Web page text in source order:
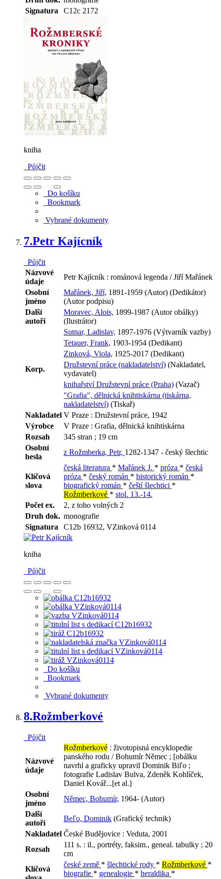
Signatura
C12c 2172
kniha
Půjčit
Do košíku
Bookmark
Vybrané dokumenty
7.Petr Kajícník
Půjčit
Názvové
údaje
Petr Kajícník : románová legenda / Jiří Mařánek
Osobní
jméno
Mařánek, Jiří, 1891-1959 (Autor) (Dedikátor)
(Autor podpisu)
Další
autoři
Moravec, Alois, 1899-1987 (Autor obálky)
(Ilustrátor)
Sutnar, Ladislav, 1897-1976 (Výtvarník vazby)
Tetauer, Frank, 1903-1954 (Dedikant)
Zinková, Viola, 1925-2017 (Dedikant)
Korp.
Družstevní práce (nakladatelství) (Nakladatel,
vydavatel)
knihařství Družstevní práce (Praha) (Vazač)
"Grafia", dělnická knihtiskárna (tiskárna,
nakladatelství) (Tiskař)
Nakladatel V Praze : Družstevní práce, 1942
Výrobce
V Praze : Grafia, dělnická knihtiskárna
Rozsah
345 stran ; 19 cm
Osobní
hesla
z Rožmberka, Petr, 1282-1347 - český šlechtic
Klíčová
slova
česká literatura * Mařánek J. * próza * česká
próza * český román * historický román *
biografický román * čeští šlechtici *
Rožmberkové * stol. 13.-14.
Počet ex.
2, z toho volných 2
Druh dok. monografie
Signatura
C12b 16932, VZinková 0114
kniha
Půjčit
Do košíku
Bookmark
Vybrané dokumenty
8.Rožmberkové
Půjčit
Názvové
údaje
Rožmberkové : životopisná encyklopedie
panského rodu / Bohumír Němec ; [obálku
navrhl a graficky upravil Dominik Biľo ;
fotografie Ladislav Bulva, Zdeněk Kohlíček,
Daniel Kovář...[et al.]
Osobní
jméno
Němec, Bohumír, 1964- (Autor)
Další
autoři
Beľo, Dominik (Grafický technik)
Nakladatel České Budějovice : Veduta, 2001
Rozsah
111 s. : il., portréty, faksim., geneal. tabulky ; 20
cm
Klíčová
české země * šlechtické rody * Rožmberkové *
biografie * genealogie * heraldika *